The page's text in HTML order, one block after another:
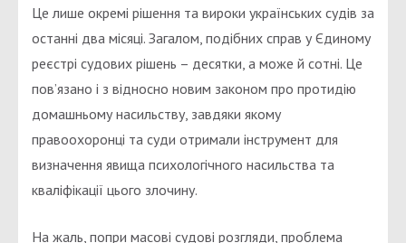
Це лише окремі рішення та вироки українських судів за
останні два місяці. Загалом, подібних справ у Єдиному
реєстрі судових рішень – десятки, а може й сотні. Це
пов’язано і з відносно новим законом про протидію
домашньому насильству, завдяки якому
правоохоронці та суди отримали інструмент для
визначення явища психологічного насильства та
кваліфікації цього злочину.
На жаль, попри масові судові розгляди, проблема